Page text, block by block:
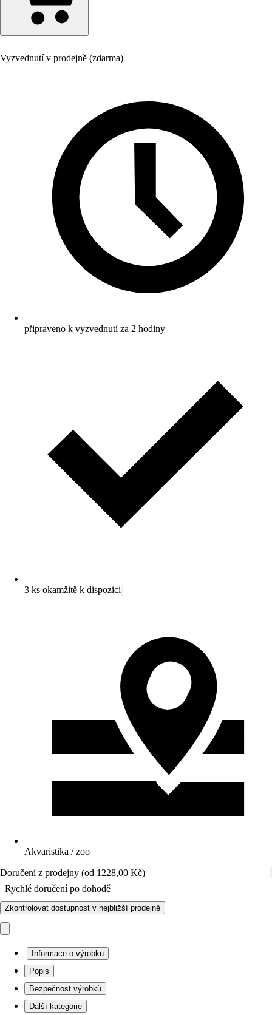
Vyzvednutí v prodejně (zdarma)
připraveno k vyzvednutí za 2 hodiny
3 ks okamžitě k dispozici
Akvaristika / zoo
Doručení z prodejny (od 1228,00 Kč)
Rychlé doručení po dohodě
Zkontrolovat dostupnost v nejbližší prodejně
Informace o výrobku
Popis
Bezpečnost výrobků
Další kategorie